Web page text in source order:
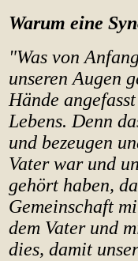
Warum eine
"Was von
unseren Augen
Hände
Lebens. Denn
und bezeugen
Vater war und
gehört haben,
Gemeinschaft
dem Vater und
dies, damit